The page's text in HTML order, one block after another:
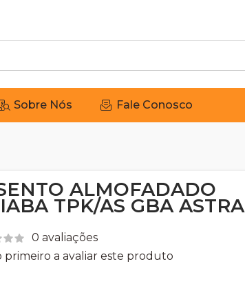
Sobre Nós Fale Conosco
ALMOFADADO
TPK/AS GBA ASTRA
0 avaliações
primeiro a avaliar este produto